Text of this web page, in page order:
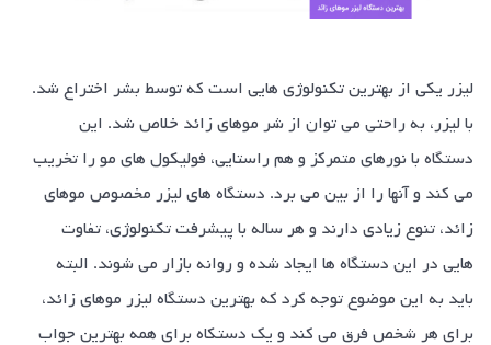
لیزر یکی از بهترین تکنولوژی هایی است که توسط بشر اختراع شد.
با لیزر، به راحتی می توان از شر موهای زائد خلاص شد. این
دستگاه با نورهای متمرکز و هم راستایی، فولیکول های مو را تخریب
می کند و آنها را از بین می برد. دستگاه های لیزر مخصوص موهای
زائد، تنوع زیادی دارند و هر ساله با پیشرفت تکنولوژی، تفاوت
هایی در این دستگاه ها ایجاد شده و روانه بازار می شوند. البته
باید به این موضوع توجه کرد که بهترین دستگاه لیزر موهای زائد،
برای هر شخص فرق می کند و یک دستکاه برای همه بهترین جواب